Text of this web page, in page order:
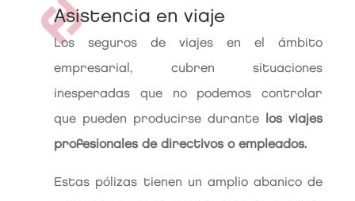
Asistencia en viaje
Los seguros de viajes en el ámbito
empresarial, cubren situaciones
inesperadas que no podemos controlar
que pueden producirse durante los viajes
profesionales de directivos o empleados.
Estas pólizas tienen un amplio abanico de